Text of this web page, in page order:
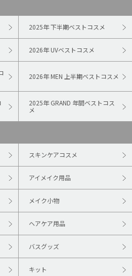
2025年 下半期ベストコスメ
2026年 UVベストコスメ
2026年 MEN 上半期ベストコスメ
2025年 GRAND 年間ベストコス
メ
スキンケアコスメ
アイメイク用品
メイク小物
ヘアケア用品
バスグッズ
キット